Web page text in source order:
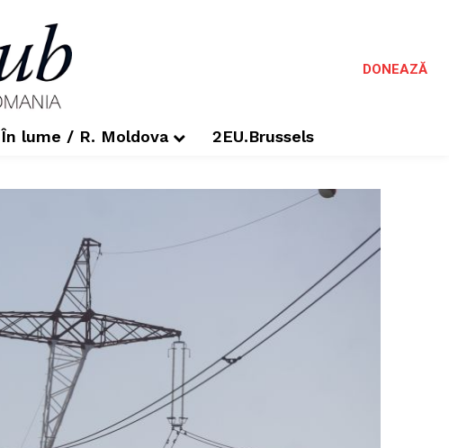
DONEAZĂ
În lume / R. Moldova 2EU.Brussels